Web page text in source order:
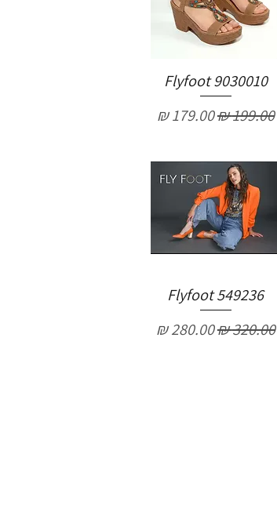
Flyfoot 9030010
מחיר רגיל‏199.00 ‏₪ מחיר מבצע‏179.00 ‏₪
Flyfoot 549236
מחיר רגיל‏320.00 ‏₪ מחיר מבצע‏280.00 ‏₪